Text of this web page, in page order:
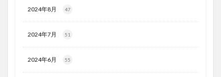
2024年8月 47
2024年7月 51
2024年6月 55